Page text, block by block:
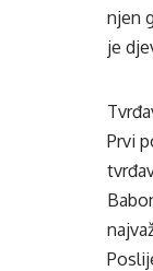
njen
je
Prvi